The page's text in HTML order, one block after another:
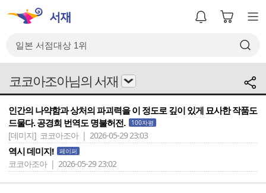
코코아조아님의 서재
인간의 나약함과 상처의 파괴력을 이 정도로 깊이 있게 묘사한 작품도
드물다. 공경희 번역도 명불허전.
100자평
[데미지] 코코아조아 | 2026-05-29 23:03
역시 데미지! 페이퍼
코코아조아 | 2026-05-29 23:02